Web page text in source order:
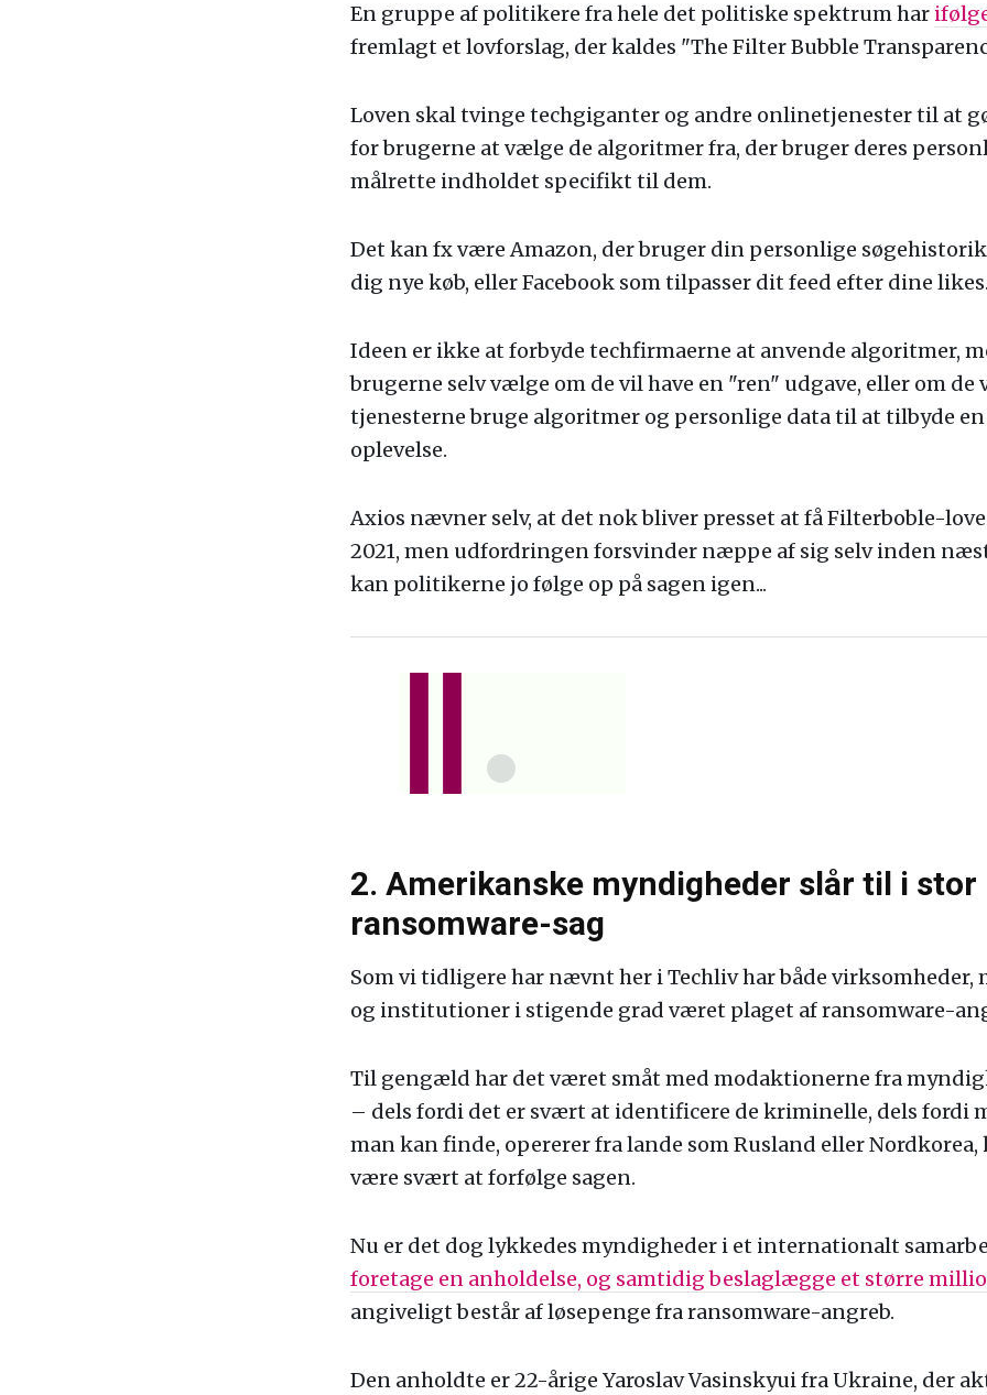
En gruppe af politikere fra hele det politiske spektrum har
fremlagt et lovforslag, der kaldes "The Filter Bubble
Loven skal tvinge techgiganter og andre onlinetjenester til at
for brugerne at vælge de algoritmer fra, der bruger deres
målrette indholdet specifikt til dem.
Det kan fx være Amazon, der bruger din personlige
dig nye køb, eller Facebook som tilpasser dit feed efter dine
Ideen er ikke at forbyde techfirmaerne at anvende algoritmer,
brugerne selv vælge om de vil have en "ren" udgave, eller om de
tjenesterne bruge algoritmer og personlige data til at tilbyde
oplevelse.
Axios nævner selv, at det nok bliver presset at få Filterboble-
2021, men udfordringen forsvinder næppe af sig selv inden
kan politikerne jo følge op på sagen igen...
2. Amerikanske myndigheder slår til i stor
ransomware-sag
Som vi tidligere har nævnt her i Techliv har både virksomheder,
og institutioner i stigende grad været plaget af ransomware-
Til gengæld har det været småt med modaktionerne fra
– dels fordi det er svært at identificere de kriminelle, dels fordi
man kan finde, opererer fra lande som Rusland eller Nordkorea,
være svært at forfølge sagen.
Nu er det dog lykkedes myndigheder i et internationalt
foretage en anholdelse, og samtidig beslaglægge et større
angiveligt består af løsepenge fra ransomware-angreb.
Den anholdte er 22-årige Yaroslav Vasinskyui fra Ukraine, der